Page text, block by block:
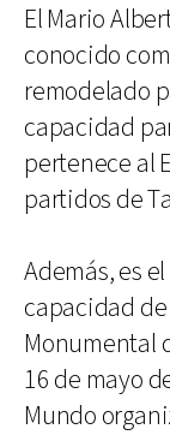
El Mario
conocido
remodelado
capacidad
pertenece al
partidos de
Además, es
capacidad
Monumental
16 de mayo
Mundo